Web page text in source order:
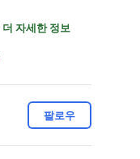
더 자세한 정보
팔로우